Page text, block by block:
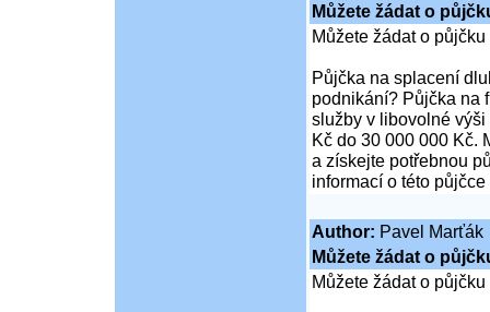
Můžete žádat o
Můžete žádat o
Půjčka na splacení
podnikání? Půjčka na
služby v libovolné
Kč do 30 000 000 Kč.
a získejte potřebnou
informací o této
Author: Pavel Marťák
Můžete žádat o
Můžete žádat o